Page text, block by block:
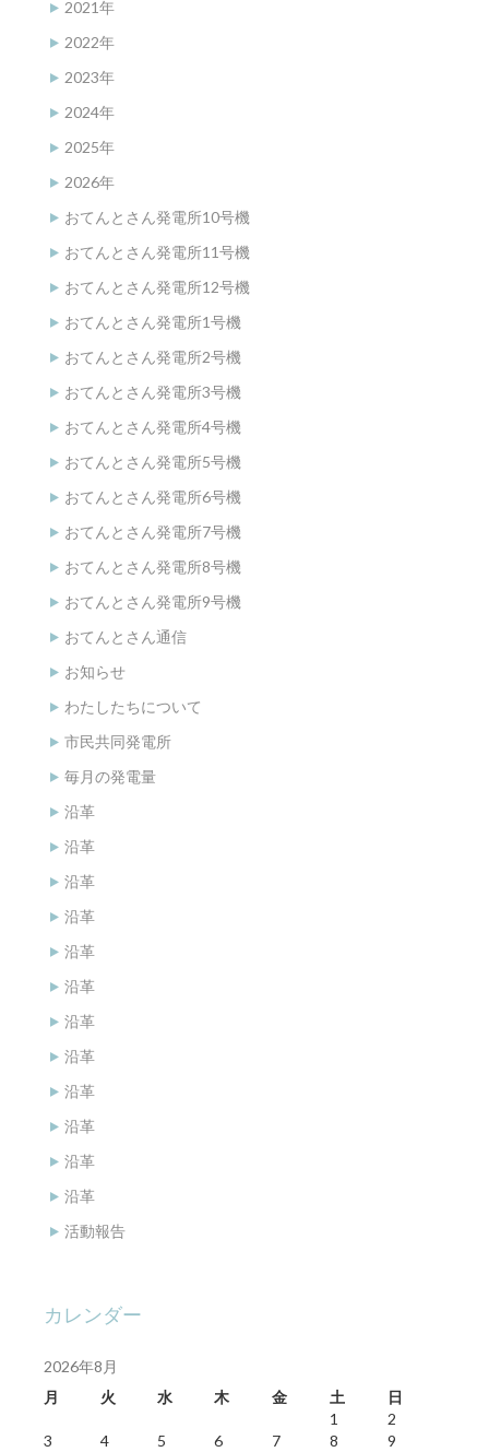
2021年
2022年
2023年
2024年
2025年
2026年
おてんとさん発電所10号機
おてんとさん発電所11号機
おてんとさん発電所12号機
おてんとさん発電所1号機
おてんとさん発電所2号機
おてんとさん発電所3号機
おてんとさん発電所4号機
おてんとさん発電所5号機
おてんとさん発電所6号機
おてんとさん発電所7号機
おてんとさん発電所8号機
おてんとさん発電所9号機
おてんとさん通信
お知らせ
わたしたちについて
市民共同発電所
毎月の発電量
沿革
沿革
沿革
沿革
沿革
沿革
沿革
沿革
沿革
沿革
沿革
沿革
活動報告
カレンダー
2026年8月
月
火 水 木 金 土 日
1
2
3
4 5 6 7 8
9